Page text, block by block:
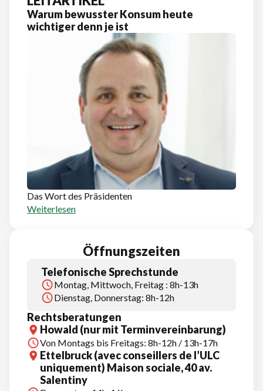
Warum bewusster Konsum heute
wichtiger denn je ist
Das Wort des Präsidenten
Weiterlesen
Öffnungszeiten
Telefonische Sprechstunde
Montag, Mittwoch, Freitag : 8h-13h
Dienstag, Donnerstag: 8h-12h
Rechtsberatungen
Howald (nur mit Terminvereinbarung)
Von Montags bis Freitags: 8h-12h / 13h-17h
Ettelbruck (avec conseillers de l’ULC
uniquement) Maison sociale, 40 av.
Salentiny